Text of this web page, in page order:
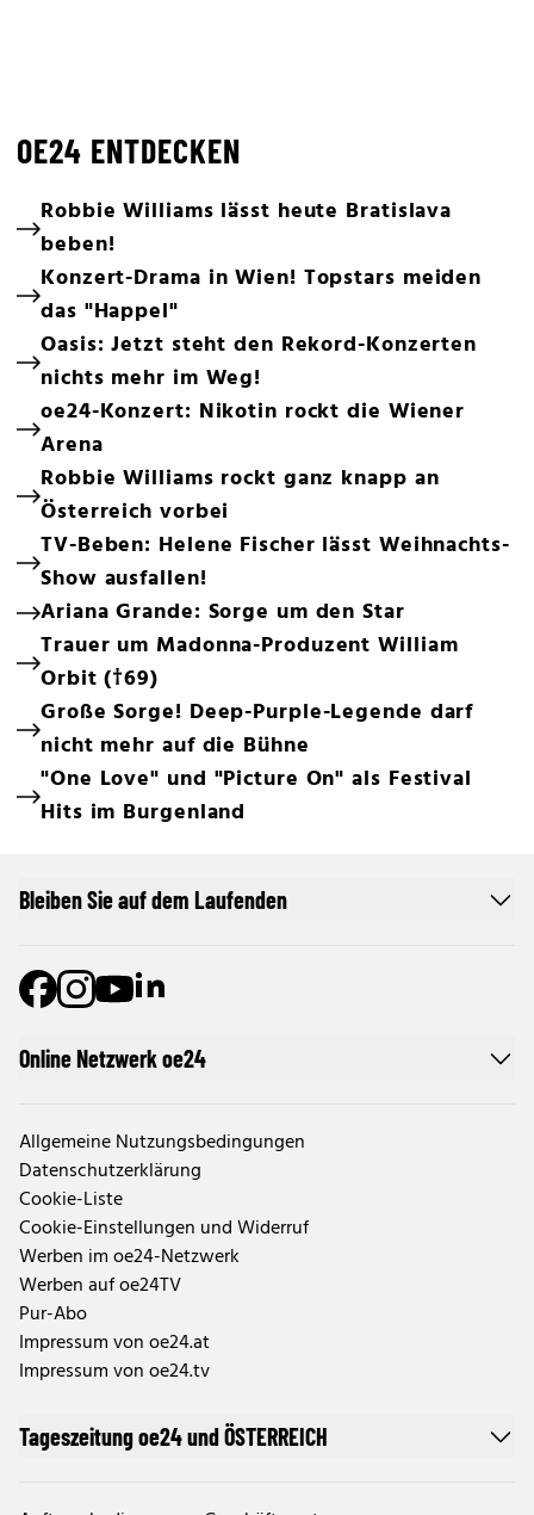
OE24 ENTDECKEN
Robbie Williams lässt heute Bratislava
beben!
Konzert-Drama in Wien! Topstars meiden
das "Happel"
Oasis: Jetzt steht den Rekord-Konzerten
nichts mehr im Weg!
oe24-Konzert: Nikotin rockt die Wiener
Arena
Robbie Williams rockt ganz knapp an
Österreich vorbei
TV-Beben: Helene Fischer lässt Weihnachts-
Show ausfallen!
Ariana Grande: Sorge um den Star
Trauer um Madonna-Produzent William
Orbit (†69)
Große Sorge! Deep-Purple-Legende darf
nicht mehr auf die Bühne
"One Love" und "Picture On" als Festival
Hits im Burgenland
Online Netzwerk oe24
Allgemeine Nutzungsbedingungen
Datenschutzerklärung
Cookie-Liste
Cookie-Einstellungen und Widerruf
Werben im oe24-Netzwerk
Werben auf oe24TV
Pur-Abo
Impressum von oe24.at
Impressum von oe24.tv
Tageszeitung oe24 und ÖSTERREICH
Bleiben Sie auf dem Laufenden